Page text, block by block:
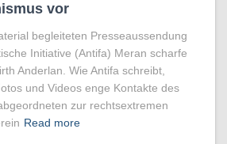
vor
begleiteten Presseaussendung
Initiative (Antifa) Meran scharfe
Anderlan. Wie Antifa schreibt,
und Videos enge Kontakte des
zur rechtsextremen
Read more